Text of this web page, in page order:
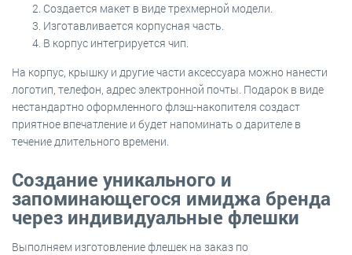
Создается макет в виде трехмерной модели.
Изготавливается корпусная часть.
В корпус интегрируется чип.
На корпус, крышку и другие части аксессуара можно нанести
логотип, телефон, адрес электронной почты. Подарок в виде
нестандартно оформленного флэш-накопителя создаст
приятное впечатление и будет напоминать о дарителе в
течение длительного времени.
Создание уникального и
запоминающегося имиджа бренда
через индивидуальные флешки
Выполняем изготовление флешек на заказ по